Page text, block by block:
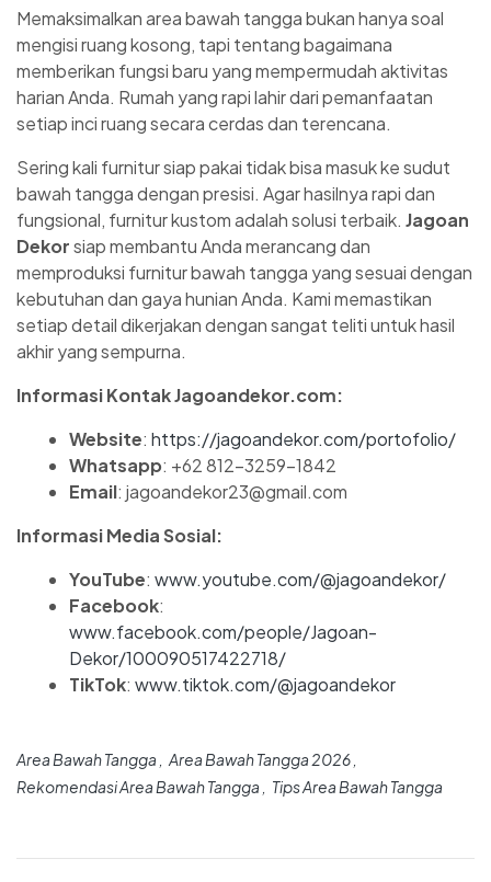
Memaksimalkan area bawah tangga bukan hanya soal
mengisi ruang kosong, tapi tentang bagaimana
memberikan fungsi baru yang mempermudah aktivitas
harian Anda. Rumah yang rapi lahir dari pemanfaatan
setiap inci ruang secara cerdas dan terencana.
Sering kali furnitur siap pakai tidak bisa masuk ke sudut
bawah tangga dengan presisi. Agar hasilnya rapi dan
fungsional, furnitur kustom adalah solusi terbaik. Jagoan
Dekorsiap membantu Anda merancang dan
memproduksi furnitur bawah tangga yang sesuai dengan
kebutuhan dan gaya hunian Anda. Kami memastikan
setiap detail dikerjakan dengan sangat teliti untuk hasil
akhir yang sempurna.
Informasi Kontak Jagoandekor.com:
Website: https://jagoandekor.com/portofolio/
Whatsapp: +62 812-3259-1842
Email: jagoandekor23@gmail.com
Informasi Media Sosial:
YouTube: www.youtube.com/@jagoandekor/
Facebook:
www.facebook.com/people/Jagoan-
Dekor/100090517422718/
TikTok: www.tiktok.com/@jagoandekor
Area Bawah Tangga
Area Bawah Tangga 2026
Rekomendasi Area Bawah Tangga
Tips Area Bawah Tangga